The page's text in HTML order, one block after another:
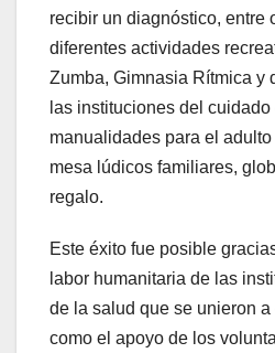
recibir un diagnóstico, entre
diferentes actividades
Zumba, Gimnasia Rítmica y
las instituciones del
manualidades para el
mesa lúdicos familiares,
regalo.
Este éxito fue posible
labor humanitaria de las
de la salud que se unieron
como el apoyo de los